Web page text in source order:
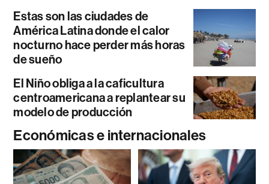
Estas son las ciudades de
América Latina donde el calor
nocturno hace perder más horas
de sueño
El Niño obliga a la caficultura
centroamericana a replantear su
modelo de producción
Económicas e internacionales